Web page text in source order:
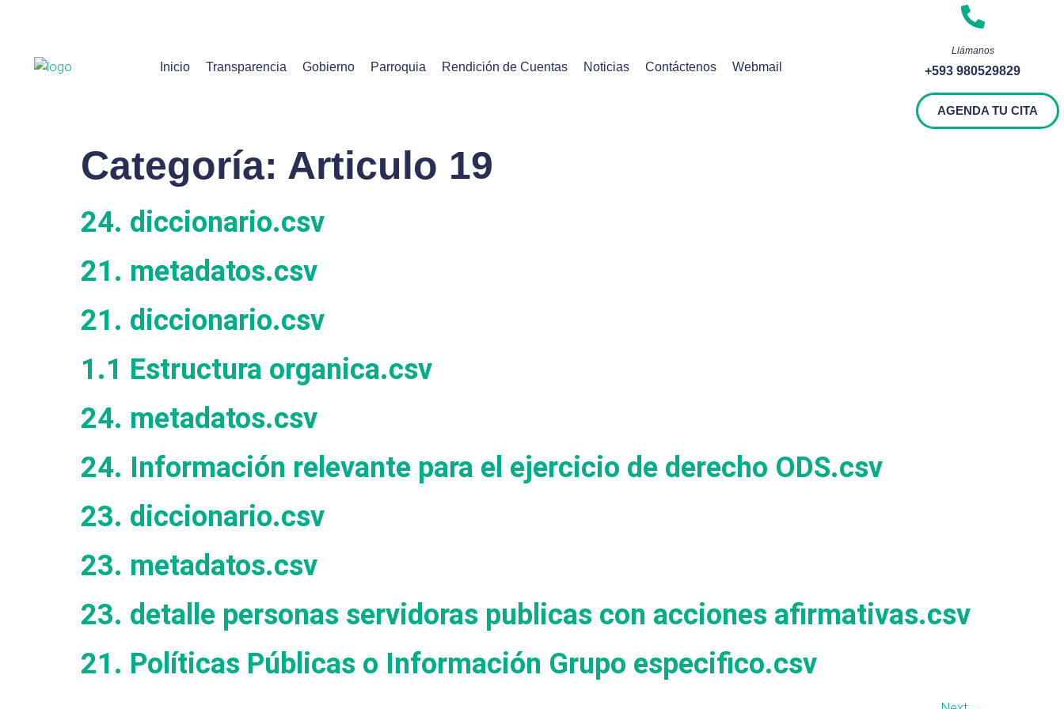
Inicio Transparencia Gobierno Parroquia Rendición de Cuentas Noticias Contáctenos Webmail
Llámanos
+593 980529829
AGENDA TU CITA
Categoría: Articulo 19
24. diccionario.csv
21. metadatos.csv
21. diccionario.csv
1.1 Estructura organica.csv
24. metadatos.csv
24. Información relevante para el ejercicio de derecho ODS.csv
23. diccionario.csv
23. metadatos.csv
23. detalle personas servidoras publicas con acciones afirmativas.csv
21. Políticas Públicas o Información Grupo especifico.csv